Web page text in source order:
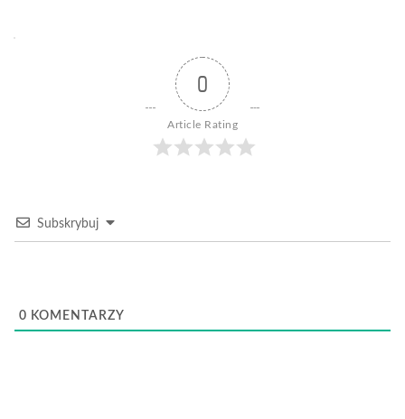
0
Article Rating
Subskrybuj
0 KOMENTARZY